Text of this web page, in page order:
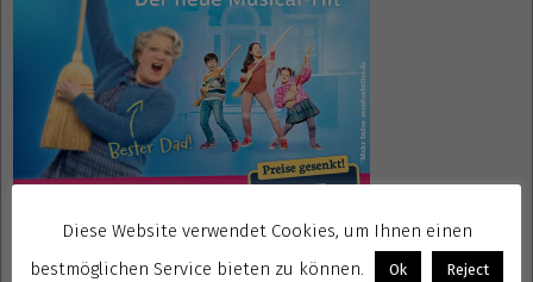
Diese Website verwendet Cookies, um Ihnen einen
bestmöglichen Service bieten zu können.
Ok Reject